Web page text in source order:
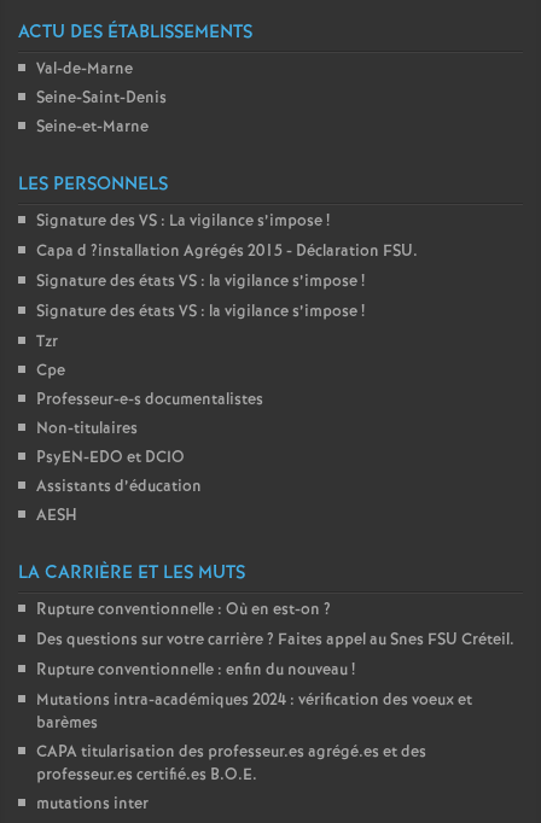
ACTU DES ÉTABLISSEMENTS
Val-de-Marne
Seine-Saint-Denis
Seine-et-Marne
LES PERSONNELS
Signature des VS : La vigilance s’impose!
Capa d ?installation Agrégés 2015 - Déclaration FSU.
Signature des états VS : la vigilance s’impose!
Signature des états VS : la vigilance s’impose!
Tzr
Cpe
Professeur-e-s documentalistes
Non-titulaires
PsyEN-EDO et DCIO
Assistants d’éducation
AESH
LA CARRIÈRE ET LES MUTS
Rupture conventionnelle : Où en est-on ?
Des questions sur votre carrière? Faites appel au Snes FSU Créteil.
Rupture conventionnelle : enfin du nouveau!
Mutations intra-académiques 2024 : vérification des voeux et
barèmes
CAPAtitularisation des professeur.es agrégé.es et des
professeur.es certifié.es B.O.E.
mutations inter